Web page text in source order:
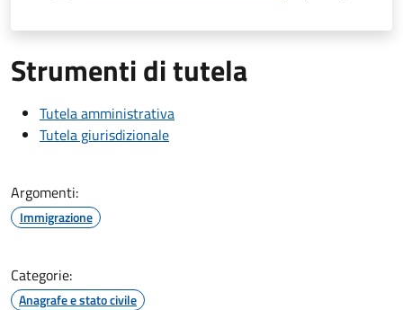
Strumenti di tutela
Tutela amministrativa
Tutela giurisdizionale
Argomenti:
Immigrazione
Categorie:
Anagrafe e stato civile